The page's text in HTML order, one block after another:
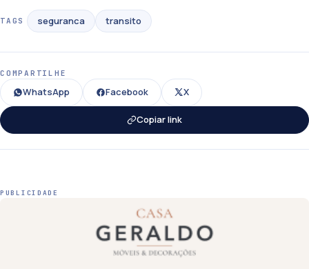
TAGS seguranca transito
COMPARTILHE
WhatsApp Facebook X
Copiar link
PUBLICIDADE